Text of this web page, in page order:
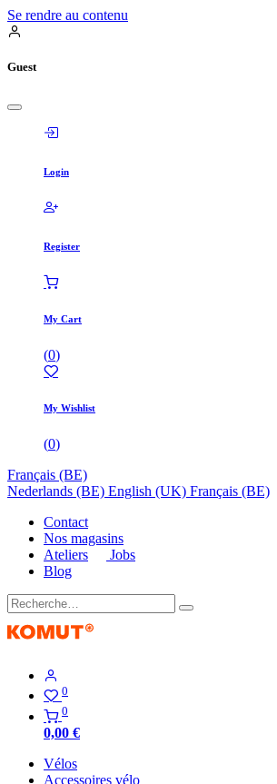
Se rendre au contenu
Guest
Login
Register
My Cart
(0)
My Wishlist
(0)
Français (BE)
Nederlands (BE) English (UK) Français (BE)
Contact
Nos magasins
Ateliers
Jobs
Blog
0
0
0,00 €
Vélos
Accessoires vélo